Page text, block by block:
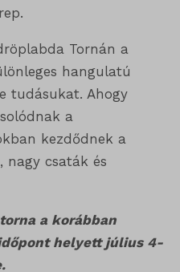
Tornán a
hangulatú
tudásukat. Ahogy
a
kezdődnek a
nagy csaták és
a korábban
helyett július 4-